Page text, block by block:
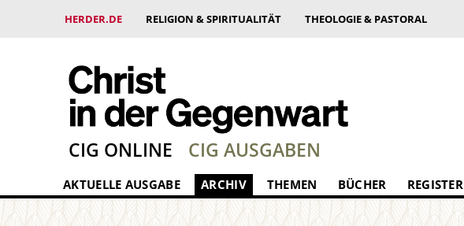
HERDER.DE RELIGION & SPIRITUALITÄT THEOLOGIE & PASTORAL
CIG ONLINE CIG AUSGABEN
AKTUELLE AUSGABE ARCHIV THEMEN BÜCHER REGISTER